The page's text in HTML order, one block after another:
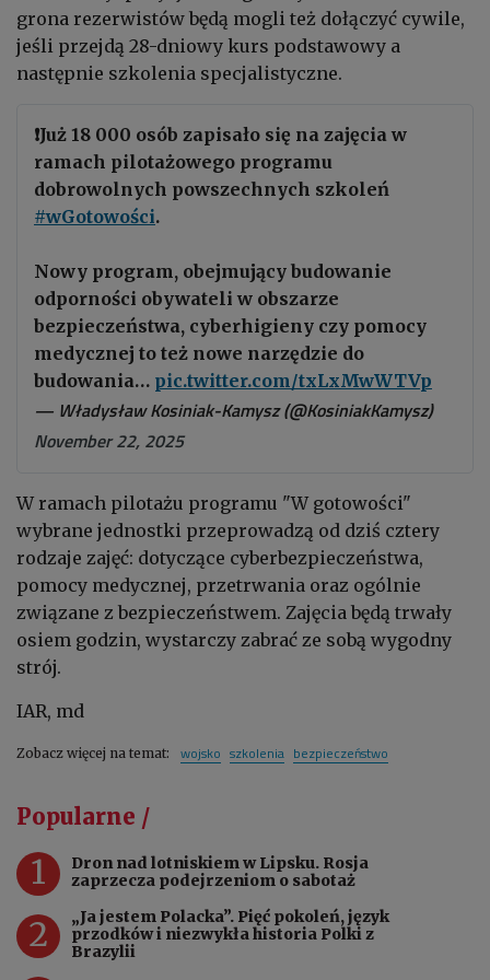
grona rezerwistów będą mogli też dołączyć cywile,
jeśli przejdą 28-dniowy kurs podstawowy a
następnie szkolenia specjalistyczne.
❗️Już 18 000 osób zapisało się na zajęcia w
ramach pilotażowego programu
dobrowolnych powszechnych szkoleń
#wGotowości.
Nowy program, obejmujący budowanie
odporności obywateli w obszarze
bezpieczeństwa, cyberhigieny czy pomocy
medycznej to też nowe narzędzie do
budowania… pic.twitter.com/txLxMwWTVp
— Władysław Kosiniak-Kamysz (@KosiniakKamysz)
November 22, 2025
W ramach pilotażu programu "W gotowości"
wybrane jednostki przeprowadzą od dziś cztery
rodzaje zajęć: dotyczące cyberbezpieczeństwa,
pomocy medycznej, przetrwania oraz ogólnie
związane z bezpieczeństwem. Zajęcia będą trwały
osiem godzin, wystarczy zabrać ze sobą wygodny
strój.
IAR, md
Zobacz więcej na temat: wojsko szkolenia bezpieczeństwo
Popularne /
1
Dron nad lotniskiem w Lipsku. Rosja
zaprzecza podejrzeniom o sabotaż
2
„Ja jestem Polacka”. Pięć pokoleń, język
przodków i niezwykła historia Polki z
Brazylii